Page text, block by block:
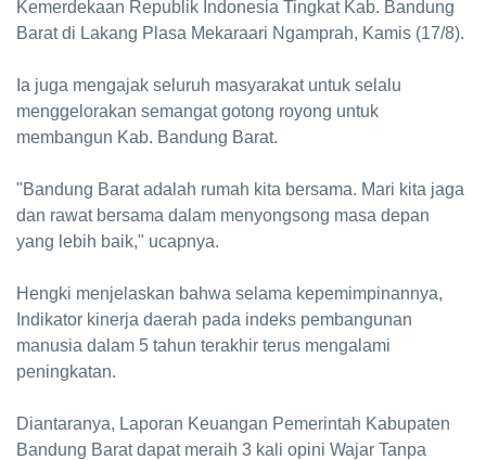
Kemerdekaan Republik Indonesia Tingkat Kab. Bandung
Barat di Lakang Plasa Mekaraari Ngamprah, Kamis (17/8).
Ia juga mengajak seluruh masyarakat untuk selalu
menggelorakan semangat gotong royong untuk
membangun Kab. Bandung Barat.
"Bandung Barat adalah rumah kita bersama. Mari kita jaga
dan rawat bersama dalam menyongsong masa depan
yang lebih baik," ucapnya.
Hengki menjelaskan bahwa selama kepemimpinannya,
Indikator kinerja daerah pada indeks pembangunan
manusia dalam 5 tahun terakhir terus mengalami
peningkatan.
Diantaranya, Laporan Keuangan Pemerintah Kabupaten
Bandung Barat dapat meraih 3 kali opini Wajar Tanpa